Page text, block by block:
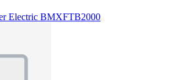
Electric BMXFTB2000